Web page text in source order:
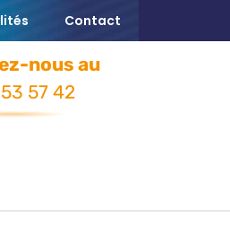
Contact
nous au
57 42